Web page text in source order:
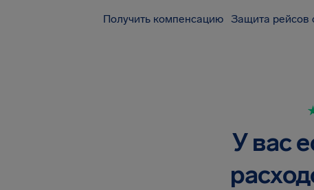
Получить компенсацию Защита рейсов
У вас